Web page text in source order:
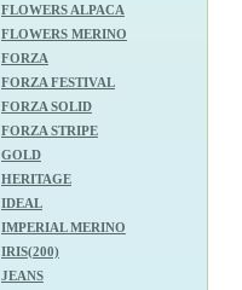
FLOWERS ALPACA
FLOWERS MERINO
FORZA
FORZA FESTIVAL
FORZA SOLID
FORZA STRIPE
GOLD
HERITAGE
IDEAL
IMPERIAL MERINO
IRIS(200)
JEANS